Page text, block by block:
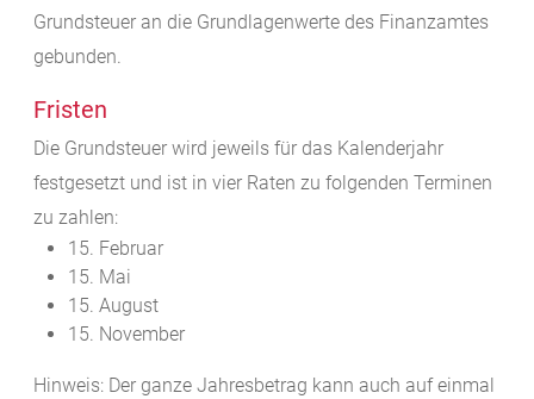
Grundsteuer an die Grundlagenwerte des Finanzamtes
gebunden.
Fristen
Die Grundsteuer wird jeweils für das Kalenderjahr
festgesetzt und ist in vier Raten zu folgenden Terminen
zu zahlen:
15. Februar
15. Mai
15. August
15. November
Hinweis: Der ganze Jahresbetrag kann auch auf einmal